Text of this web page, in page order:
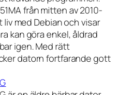
från mitten av 2010-
med Debian och visar
kan göra enkel, åldrad
igen. Med rätt
datorn fortfarande gott